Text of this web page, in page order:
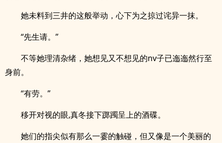
她未料到三井的这般举动，心下为之掠过诧异一抹。
“先生请。”
不等她理清杂绪，她想见又不想见的nv子已迤迤然行至
身前。
“有劳。”
移开对视的眼,真冬接下踯躅呈上的酒碟。
她们的指尖似有那么一霎的触碰，但又像是一个美丽的